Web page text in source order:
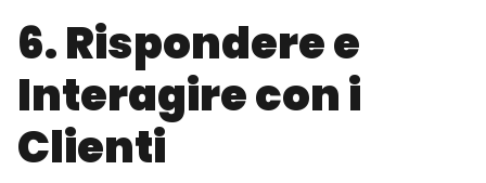
6. Rispondere e
Interagire con i
Clienti